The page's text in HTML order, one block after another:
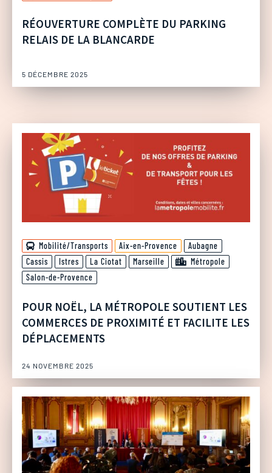
RÉOUVERTURE COMPLÈTE DU PARKING
RELAIS DE LA BLANCARDE
5 DÉCEMBRE 2025
Mobilité/Transports Aix-en-Provence
Aubagne
Cassis
Istres La Ciotat Marseille
Métropole
Salon-de-Provence
POUR NOËL, LA MÉTROPOLE SOUTIENT LES
COMMERCES DE PROXIMITÉ ET FACILITE LES
DÉPLACEMENTS
24 NOVEMBRE 2025